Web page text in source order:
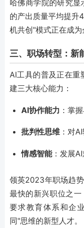
哈佛商学院的研究显
的产出质量平均提升
机共创"模式正在成为
三、职场转型：新
AI工具的普及正在重
建三大核心能力：
AI协作能力 ：掌
批判性思维 ：对
情感智能：发展
领英2023年职场趋
最快的新兴职位之
要求教育体系和企
同"思维的新型人才。